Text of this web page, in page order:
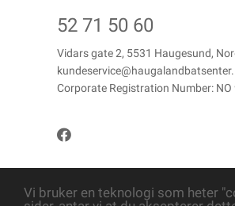
Vi bruker en teknologi som heter
52 71 50 60
Vidars gate 2, 5531 Haugesund,
Corporate Registration Number: